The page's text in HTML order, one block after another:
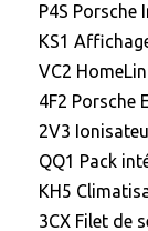
P4S Porsche
KS1
VC2
4F2 Porsche
2V3
QQ1 Pack
KH5
3CX Filet de